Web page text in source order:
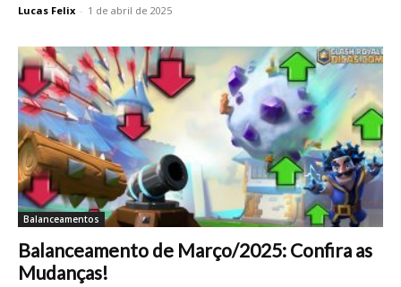
Lucas Felix - 1 de abril de 2025
Balanceamentos
Balanceamento de Março/2025: Confira as
Mudanças!